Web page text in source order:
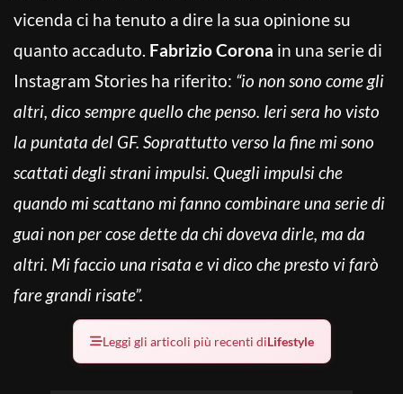
vicenda ci ha tenuto a dire la sua opinione su
quanto accaduto. Fabrizio Corona in una serie di
Instagram Stories ha riferito: “io non sono come gli
altri, dico sempre quello che penso. Ieri sera ho visto
la puntata del GF. Soprattutto verso la fine mi sono
scattati degli strani impulsi. Quegli impulsi che
quando mi scattano mi fanno combinare una serie di
guai non per cose dette da chi doveva dirle, ma da
altri. Mi faccio una risata e vi dico che presto vi farò
fare grandi risate”.
Leggi gli articoli più recenti diLifestyle